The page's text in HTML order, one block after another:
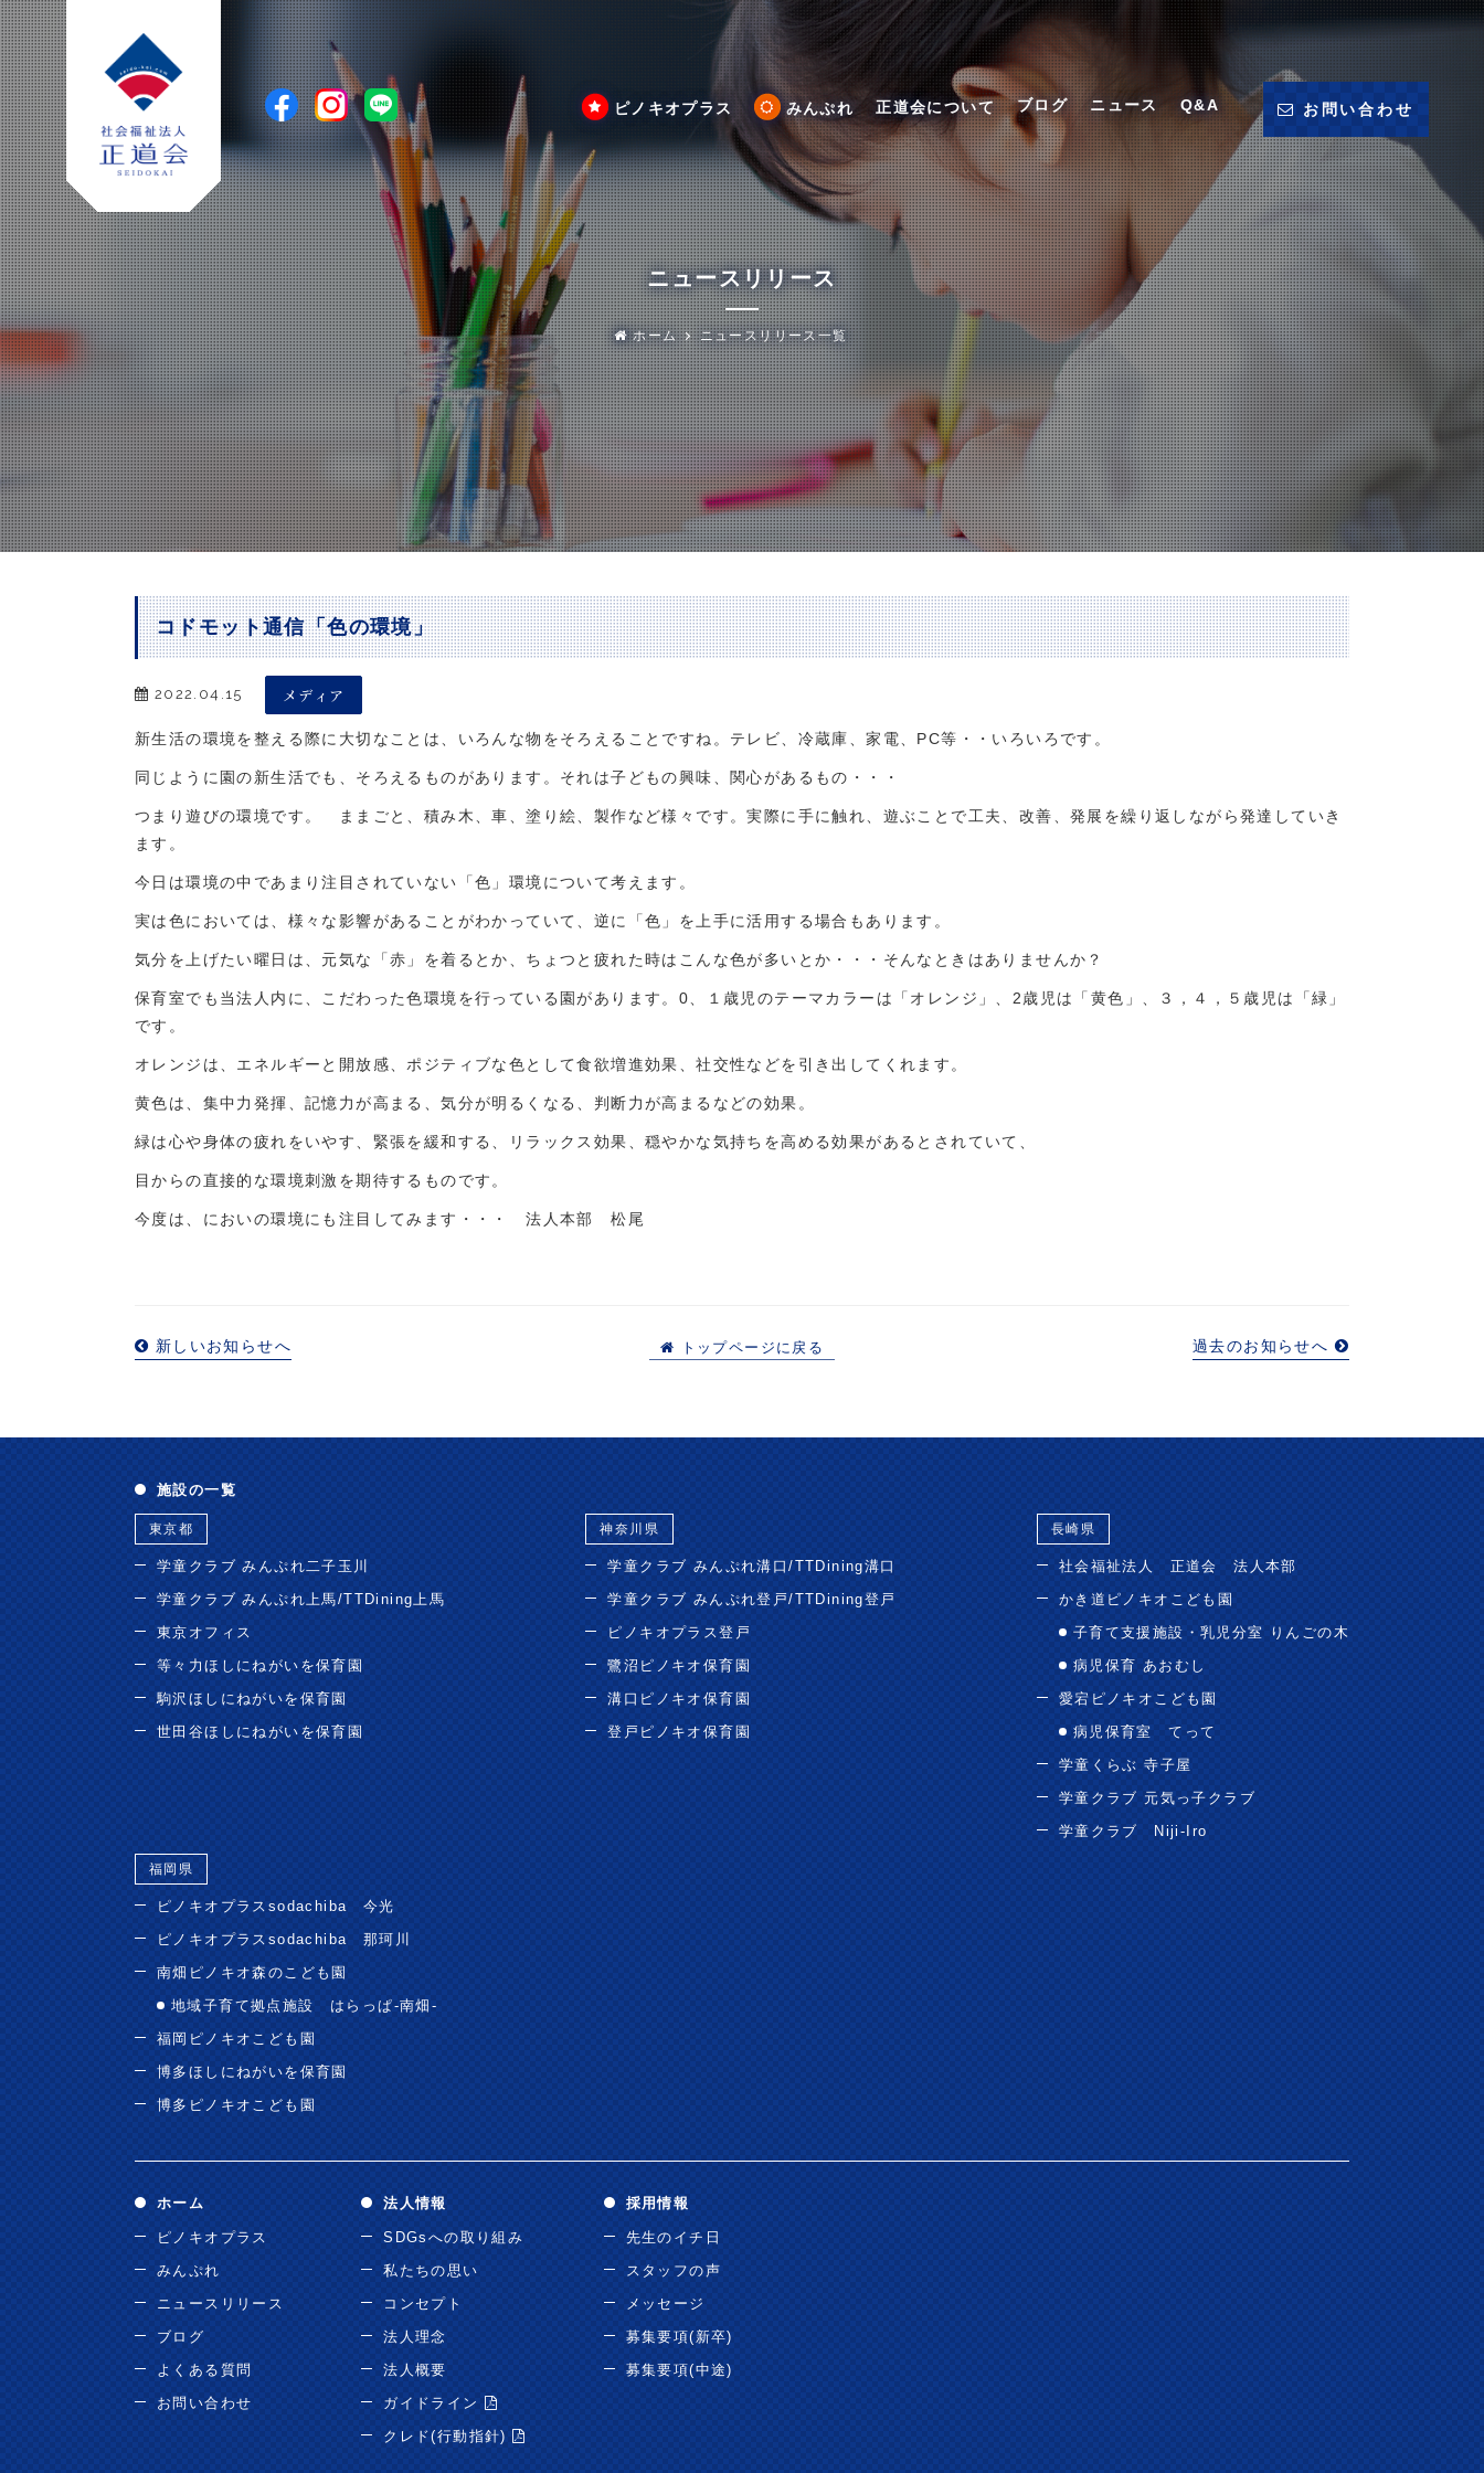
ピノキオプラス みんぷれ 正道会について ブログ ニュース Q&A お問い合わせ
ニュースリリース
ホーム ニュースリリース一覧
コドモット通信「色の環境」
2022.04.15 メディア
新生活の環境を整える際に大切なことは、いろんな物をそろえることですね。テレビ、冷蔵庫、家電、PC等・・いろいろです。
同じように園の新生活でも、そろえるものがあります。それは子どもの興味、関心があるもの・・・
つまり遊びの環境です。 ままごと、積み木、車、塗り絵、製作など様々です。実際に手に触れ、遊ぶことで工夫、改善、発展を繰り返しながら発達していき
ます。
今日は環境の中であまり注目されていない「色」環境について考えます。
実は色においては、様々な影響があることがわかっていて、逆に「色」を上手に活用する場合もあります。
気分を上げたい曜日は、元気な「赤」を着るとか、ちょつと疲れた時はこんな色が多いとか・・・そんなときはありませんか？
保育室でも当法人内に、こだわった色環境を行っている園があります。0、１歳児のテーマカラーは「オレンジ」、2歳児は「黄色」、３，４，５歳児は「緑」
です。
オレンジは、エネルギーと開放感、ポジティブな色として食欲増進効果、社交性などを引き出してくれます。
黄色は、集中力発揮、記憶力が高まる、気分が明るくなる、判断力が高まるなどの効果。
緑は心や身体の疲れをいやす、緊張を緩和する、リラックス効果、穏やかな気持ちを高める効果があるとされていて、
目からの直接的な環境刺激を期待するものです。
今度は、においの環境にも注目してみます・・・ 法人本部 松尾
トップページに戻る
新しいお知らせへ 過去のお知らせへ
施設の一覧
東京都
学童クラブ みんぷれ二子玉川
学童クラブ みんぷれ上馬/TTDining上馬
東京オフィス
等々力ほしにねがいを保育園
駒沢ほしにねがいを保育園
世田谷ほしにねがいを保育園
神奈川県
学童クラブ みんぷれ溝口/TTDining溝口
学童クラブ みんぷれ登戸/TTDining登戸
ピノキオプラス登戸
鷺沼ピノキオ保育園
溝口ピノキオ保育園
登戸ピノキオ保育園
長崎県
社会福祉法人 正道会 法人本部
かき道ピノキオこども園
子育て支援施設・乳児分室 りんごの木
病児保育 あおむし
愛宕ピノキオこども園
病児保育室 てって
学童くらぶ 寺子屋
学童クラブ 元気っ子クラブ
学童クラブ Niji-Iro
福岡県
ピノキオプラスsodachiba 今光
ピノキオプラスsodachiba 那珂川
南畑ピノキオ森のこども園
地域子育て拠点施設 はらっぱ-南畑-
福岡ピノキオこども園
博多ほしにねがいを保育園
博多ピノキオこども園
ホーム
ピノキオプラス
みんぷれ
ニュースリリース
ブログ
よくある質問
お問い合わせ
法人情報
SDGsへの取り組み
私たちの思い
コンセプト
法人理念
法人概要
ガイドライン
クレド(行動指針)
採用情報
先生のイチ日
スタッフの声
メッセージ
募集要項(新卒)
募集要項(中途)